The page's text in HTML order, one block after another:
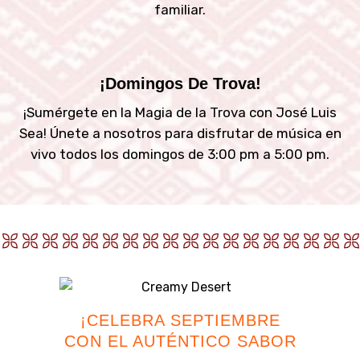
familiar.
¡Domingos De Trova!
¡Sumérgete en la Magia de la Trova con José Luis
Sea! Únete a nosotros para disfrutar de música en
vivo todos los domingos de 3:00 pm a 5:00 pm.
¡CELEBRA SEPTIEMBRE
CON EL AUTÉNTICO SABOR